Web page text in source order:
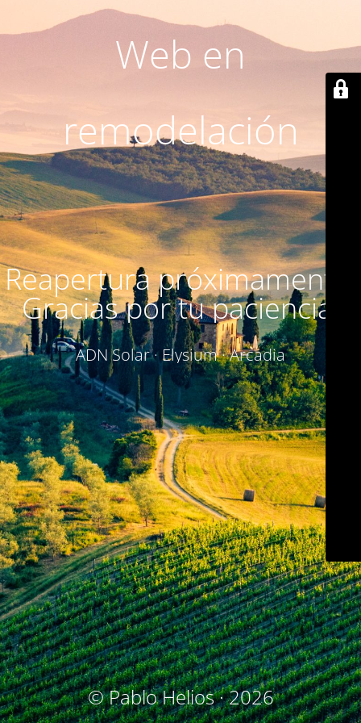
Web en
remodelación
Reapertura próximamente.
Gracias por tu paciencia.
ADN Solar · Elysium · Arcadia
© Pablo Helios · 2026